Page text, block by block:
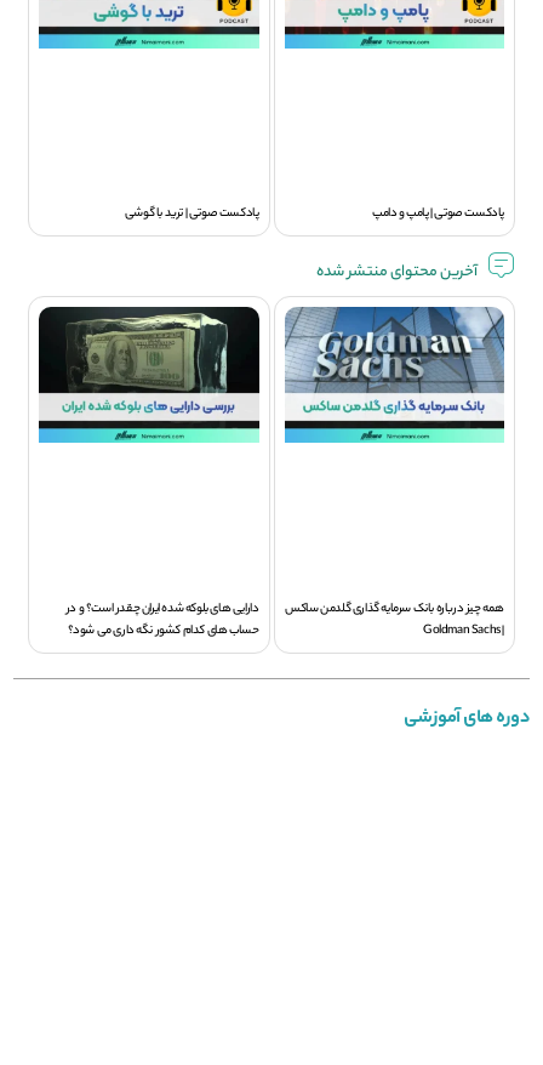
پادکست صوتی | پامپ و دامپ پادکست صوتی | ترید با گوشی
آخرین محتوای منتشر شده
همه چیز درباره بانک سرمایه گذاری گلدمن ساکس
| Goldman Sachs
دارایی های بلوکه شده ایران چقدر است؟ و در
حساب های کدام کشور نگه داری می شود؟
دوره های آموزشی